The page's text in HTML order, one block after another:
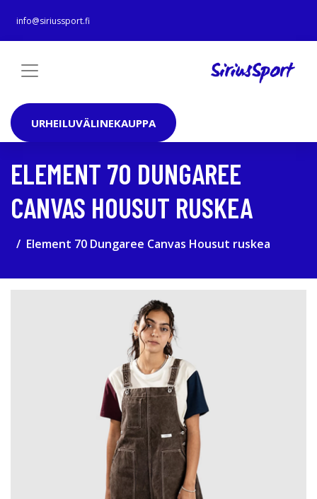
info@siriussport.fi
URHEILUVÄLINEKAUPPA
ELEMENT 70 DUNGAREE
CANVAS HOUSUT RUSKEA
Element 70 Dungaree Canvas Housut ruskea